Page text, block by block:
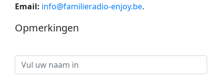
Email: info@familieradio-enjoy.be.
Opmerkingen